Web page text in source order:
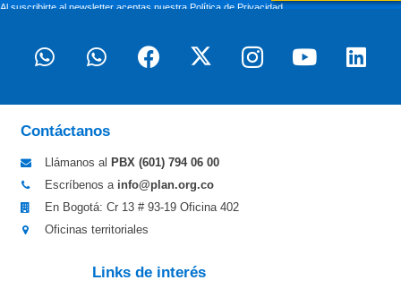
Al suscribirte al newsletter aceptas nuestraPolítica de Privacidad
Contáctanos
Llámanos al PBX (601) 794 06 00
Escríbenos a info@plan.org.co
En Bogotá: Cr 13 # 93-19 Oficina 402
Oficinas territoriales
Links de interés